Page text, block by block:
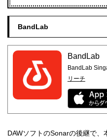
BandLab
BandLab
BandLab
リーチ
DAWソフトのSonarの後継で、